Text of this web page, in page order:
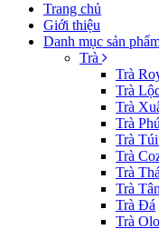
Trang chủ
Giới thiệu
Danh mục sản
Trà
Trà
Trà
Trà
Trà
Trà
Trà
Trà
Trà
Trà Đá
Trà